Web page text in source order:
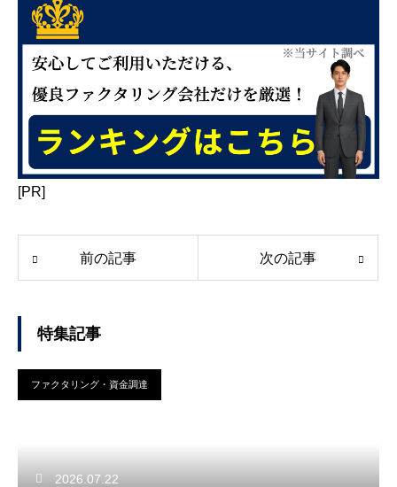
[PR]
前の記事 次の記事
特集記事
ファクタリング・資金調達
2026.07.22